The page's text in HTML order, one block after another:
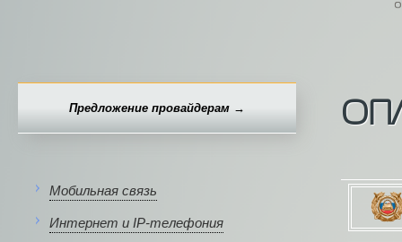
Предложение провайдерам →
Мобильная связь
Интернет и IP-телефония